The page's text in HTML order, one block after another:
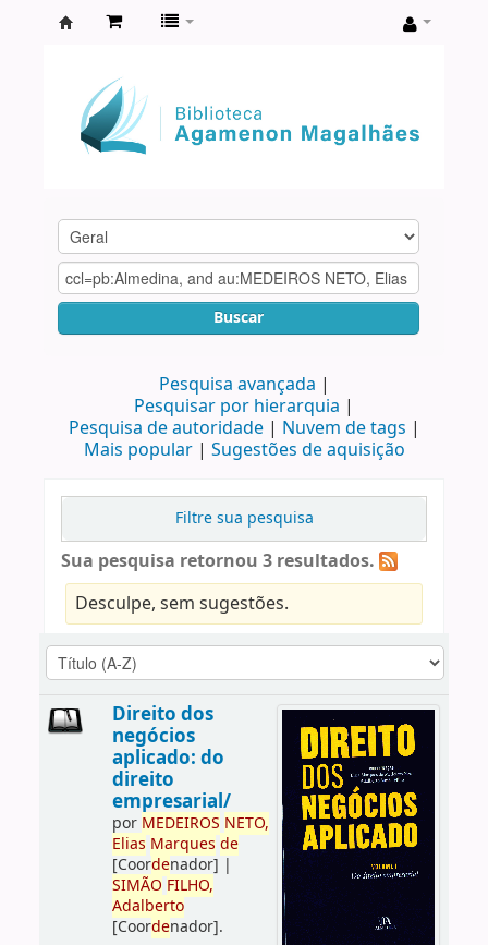
Agamenon
Magalhães
Buscar
Pesquisa avançada
Pesquisar por hierarquia
Pesquisa de autoridade
Nuvem de tags
Mais popular
Sugestões de aquisição
Filtre sua pesquisa
Sua pesquisa retornou 3 resultados.
Desculpe, sem sugestões.
Direito dos
negócios
aplicado: do
direito
empresarial/
por MEDEIROS NETO,
Elias Marques de
[Coordenador] |
SIMÃO FILHO,
Adalberto
[Coordenador].